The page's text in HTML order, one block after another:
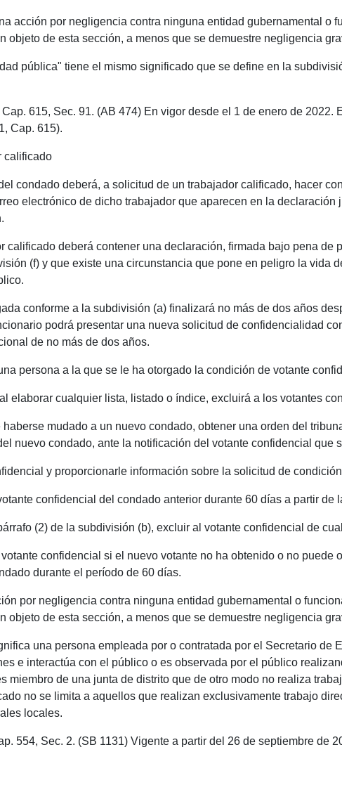
acción por negligencia contra ninguna entidad gubernamental o
objeto de esta sección, a menos que se demuestre negligencia
pública" tiene el mismo significado que se define en la
615, Sec. 91. (AB 474) En vigor desde el 1 de enero de 2022.
Cap. 615).
calificado
condado deberá, a solicitud de un trabajador calificado, hacer
electrónico de dicho trabajador que aparecen en la
calificado deberá contener una declaración, firmada bajo pena
(f) y que existe una circunstancia que pone en peligro la vida
conforme a la subdivisión (a) finalizará no más de dos años
podrá presentar una nueva solicitud de confidencialidad
de no más de dos años.
persona a la que se le ha otorgado la condición de votante
elaborar cualquier lista, listado o índice, excluirá a los votantes
mudado a un nuevo condado, obtener una orden del
nuevo condado, ante la notificación del votante confidencial que
y proporcionarle información sobre la solicitud de
confidencial del condado anterior durante 60 días a partir de
(2) de la subdivisión (b), excluir al votante confidencial de
confidencial si el nuevo votante no ha obtenido o no puede
durante el período de 60 días.
por negligencia contra ninguna entidad gubernamental o
objeto de esta sección, a menos que se demuestre negligencia
una persona empleada por o contratada por el Secretario de
e interactúa con el público o es observada por el público
miembro de una junta de distrito que de otro modo no realiza
no se limita a aquellos que realizan exclusivamente trabajo
locales.
554, Sec. 2. (SB 1131) Vigente a partir del 26 de septiembre de